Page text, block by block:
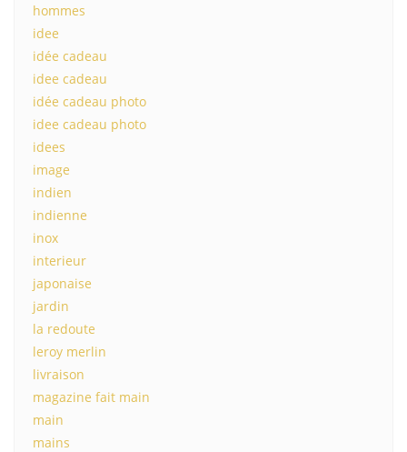
hommes
idee
idée cadeau
idee cadeau
idée cadeau photo
idee cadeau photo
idees
image
indien
indienne
inox
interieur
japonaise
jardin
la redoute
leroy merlin
livraison
magazine fait main
main
mains